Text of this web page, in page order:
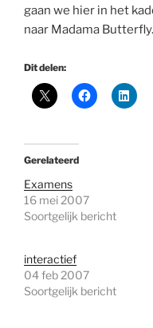
gaan we hier in het
naar Madama Butterfly.
Dit delen:
Gerelateerd
Examens
16 mei 2007
Soortgelijk bericht
interactief
04 feb 2007
Soortgelijk bericht